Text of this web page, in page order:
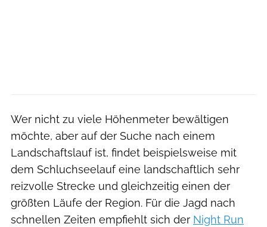
Wer nicht zu viele Höhenmeter bewältigen
möchte, aber auf der Suche nach einem
Landschaftslauf ist, findet beispielsweise mit
dem Schluchseelauf eine landschaftlich sehr
reizvolle Strecke und gleichzeitig einen der
größten Läufe der Region. Für die Jagd nach
schnellen Zeiten empfiehlt sich der Night Run